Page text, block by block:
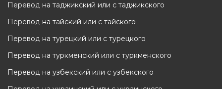
Перевод на таджикский или с таджикского
Перевод на тайский или с тайского
Перевод на турецкий или с турецкого
Перевод на туркменский или с туркменского
Перевод на узбекский или с узбекского